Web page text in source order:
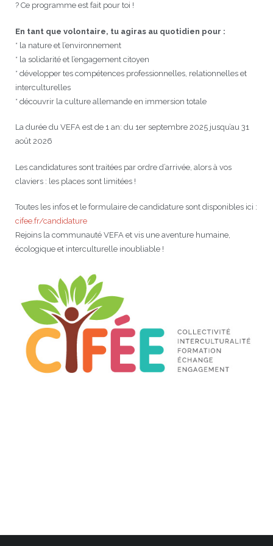
? Ce programme est fait pour toi !
En tant que volontaire, tu agiras au quotidien pour :
* la nature et l’environnement
* la solidarité et l’engagement citoyen
* développer tes compétences professionnelles, relationnelles et
interculturelles
* découvrir la culture allemande en immersion totale
La durée du VEFA est de 1 an: du 1er septembre 2025 jusqu’au 31
août 2026
Les candidatures sont traitées par ordre d’arrivée, alors à vos
claviers : les places sont limitées !
Toutes les infos et le formulaire de candidature sont disponibles ici :
cifee.fr/candidature
Rejoins la communauté VEFA et vis une aventure humaine,
écologique et interculturelle inoubliable !